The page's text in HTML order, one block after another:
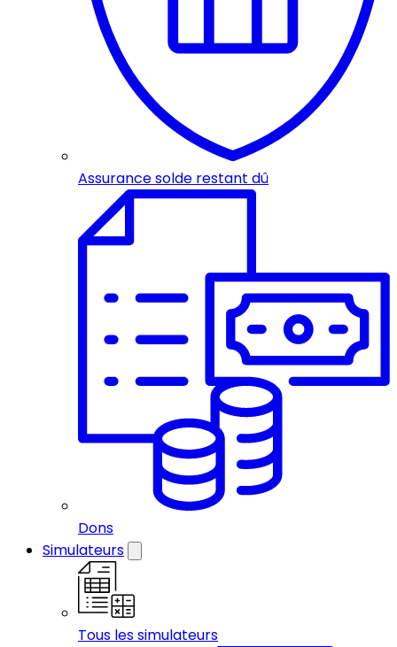
Assurance solde restant dû
Dons
Simulateurs
Tous les simulateurs